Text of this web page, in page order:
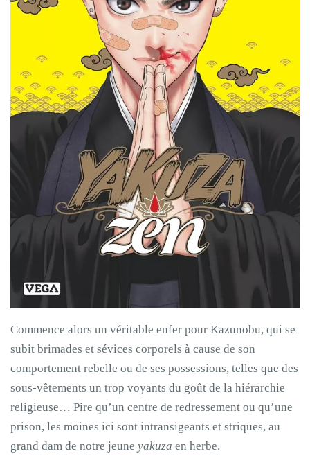
Commence alors un véritable enfer pour Kazunobu, qui se
subit brimades et sévices corporels à cause de son
comportement rebelle ou de ses possessions, telles que des
sous-vêtements un trop voyants du goût de la hiérarchie
religieuse… Pire qu’un centre de redressement ou qu’une
prison, les moines ici sont intransigeants et striques, au
grand dam de notre jeune yakuza en herbe.